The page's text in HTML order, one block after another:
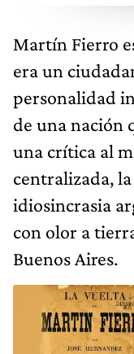
Martín Fierro
era un
personalidad
de una nación
una crítica al
centralizada,
idiosincrasia
con olor a
Buenos Aires.